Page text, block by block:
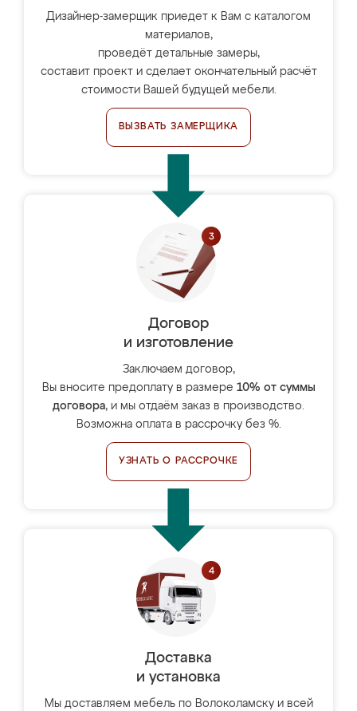
Дизайнер-замерщик приедет к Вам с каталогом
материалов,
проведёт детальные замеры,
составит проект и сделает окончательный расчёт
стоимости Вашей будущей мебели.
ВЫЗВАТЬ ЗАМЕРЩИКА
Договор
и изготовление
Заключаем договор,
Вы вносите предоплату в размере 10% от суммы
договора, и мы отдаём заказ в производство.
Возможна оплата в рассрочку без %.
УЗНАТЬ О РАССРОЧКЕ
Доставка
и установка
Мы доставляем мебель по Волоколамску и всей